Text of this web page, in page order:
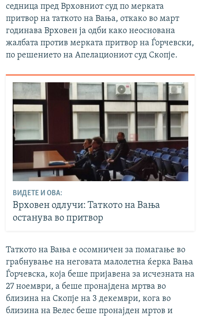
седница пред Врховниот суд по мерката
притвор на таткото на Вања, откако во март
годинава Врховен ја одби како неоснована
жалбата против мерката притвор на Ѓорчевски,
по решението на Апелациониот суд Скопје.
ВИДЕТЕ И ОВА:
Врховен одлучи: Таткото на Вања
останува во притвор
Таткото на Вања е осомничен за помагање во
грабнување на неговата малолетна ќерка Вања
Ѓорчевска, која беше пријавена за исчезната на
27 ноември, а беше пронајдена мртва во
близина на Скопје на 3 декември, кога во
близина на Велес беше пронајден мртов и